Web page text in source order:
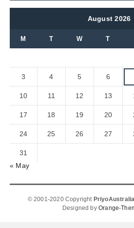
August 2026
M T W T
3 4 5 6
10 11 12 13
17 18 19 20
24 25 26 27
31
« May
© 2001-2020 Copyright PriyoAustralia
Designed byOrange-